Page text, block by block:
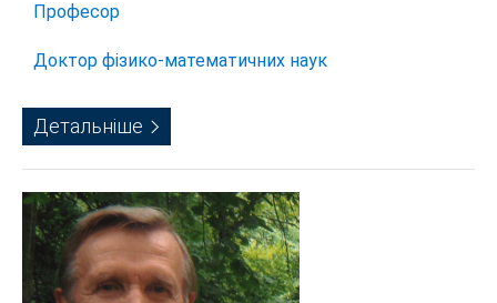
Професор
Доктор фізико-математичних наук
Детальніше